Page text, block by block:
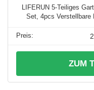
LIFERUN 5-Teiliges
Set, 4pcs Verstellbare
ZUM